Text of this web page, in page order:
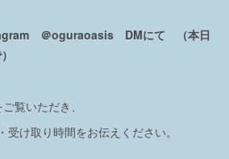
＠oguraoasis DMにて （本日
覧いただき、
受け取り時間をお伝えください。